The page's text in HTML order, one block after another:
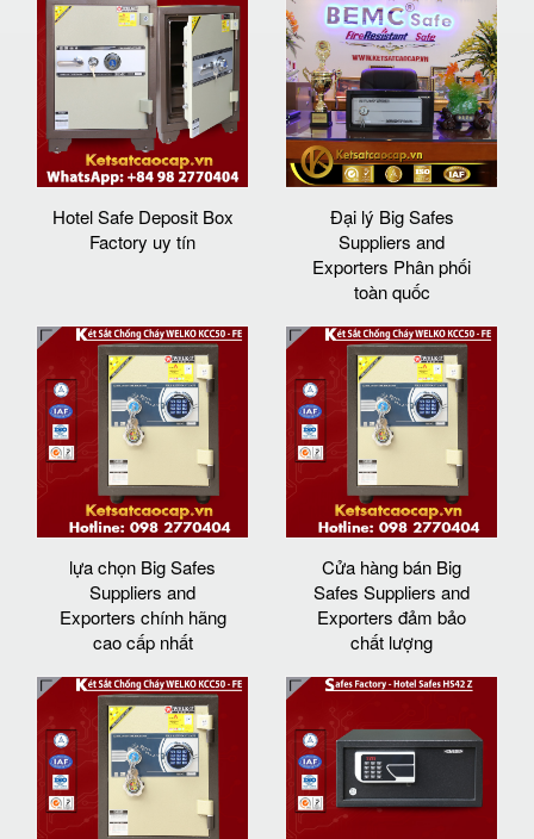
Hotel Safe Deposit Box
Factory uy tín
Đại lý Big Safes
Suppliers and
Exporters Phân phối
toàn quốc
lựa chọn Big Safes
Suppliers and
Exporters chính hãng
cao cấp nhất
Cửa hàng bán Big
Safes Suppliers and
Exporters đảm bảo
chất lượng